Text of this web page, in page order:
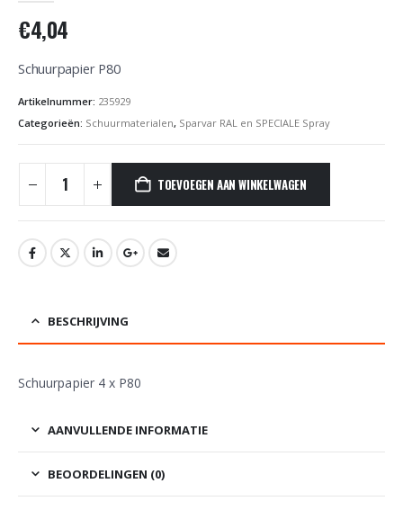
€4,04
Schuurpapier P80
Artikelnummer: 235929
Categorieën: Schuurmaterialen, Sparvar RAL en SPECIALE Spray
TOEVOEGEN AAN WINKELWAGEN
BESCHRIJVING
Schuurpapier 4 x P80
AANVULLENDE INFORMATIE
BEOORDELINGEN (0)